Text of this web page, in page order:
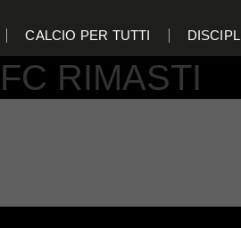
CALCIO PER TUTTI
RIMASTI